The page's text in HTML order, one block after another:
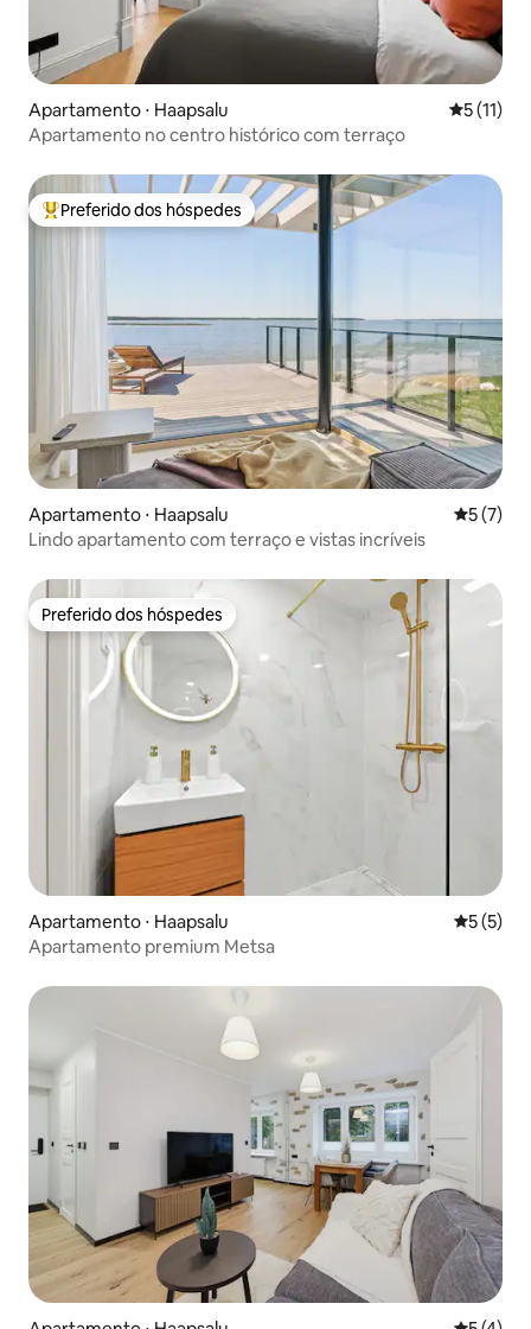
Apartamento ⋅ Haapsalu 5 de uma
5 (11)
Apartamento no centro histórico com terraço
Entre os melhores preferidos dos hóspedes
Preferido dos hóspedes
Apartamento ⋅ Haapsalu 5 de
5 (7)
Lindo apartamento com terraço e vistas incríveis
Preferido dos hóspedes
Preferido dos hóspedes
Apartamento ⋅ Haapsalu 5 de
5 (5)
Apartamento premium Metsa